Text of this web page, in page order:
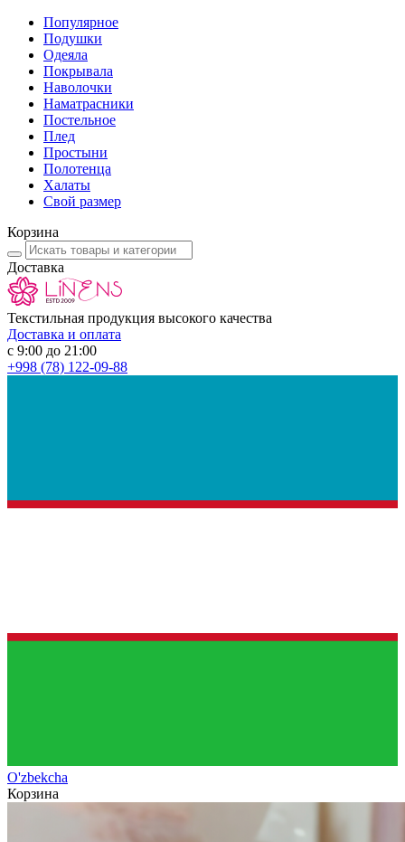
Популярное
Подушки
Одеяла
Покрывала
Наволочки
Наматрасники
Постельное
Плед
Простыни
Полотенца
Халаты
Свой размер
Корзина
Доставка
Текстильная продукция высокого качества
Доставка и оплата
с 9:00 до 21:00
+998 (78) 122-09-88
O'zbekcha
Корзина